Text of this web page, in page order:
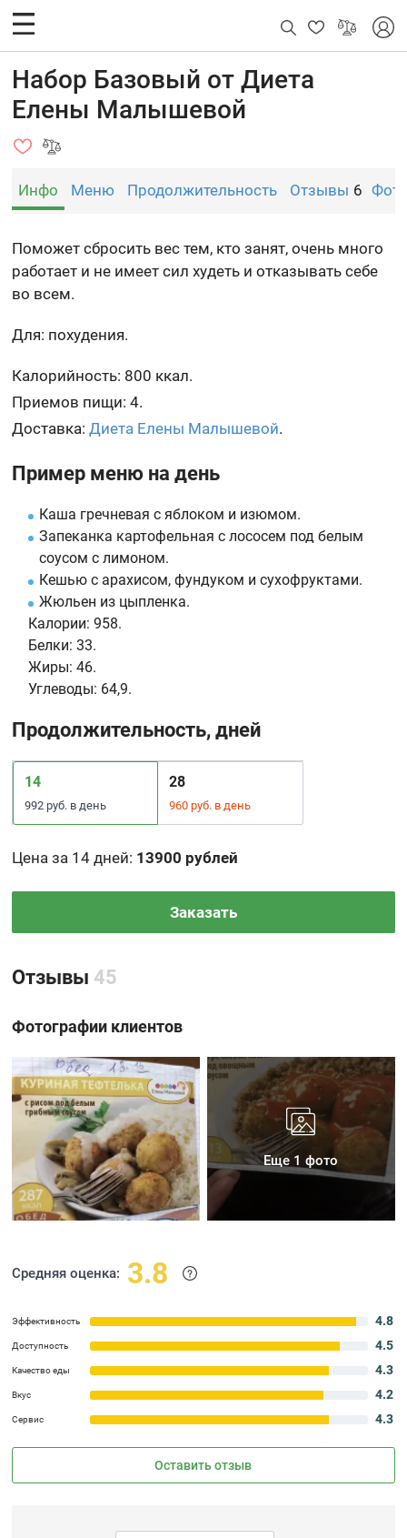
Набор Базовый от Диета
Елены Малышевой
Инфо Меню Продолжительность Отзывы 6
Поможет сбросить вес тем, кто занят, очень много
работает и не имеет сил худеть и отказывать себе
во всем.
Для: похудения.
Калорийность: 800 ккал.
Приемов пищи: 4.
Доставка:Диета Елены Малышевой.
Пример меню на день
Каша гречневая с яблоком и изюмом.
Запеканка картофельная с лососем под белым
соусом с лимоном.
Кешью с арахисом, фундуком и сухофруктами.
Жюльен из цыпленка.
Калории: 958.
Белки: 33.
Жиры: 46.
Углеводы: 64,9.
Продолжительность, дней
14
992 руб. в день
28
960 руб. в день
Цена за 14 дней: 13900 рублей
Заказать
Отзывы 45
Фотографии клиентов
Еще 1 фото
Средняя оценка: 3.8
Эффективность 4.8
Доступность 4.5
Качество еды 4.3
Вкус 4.2
Сервис 4.3
Оставить отзыв